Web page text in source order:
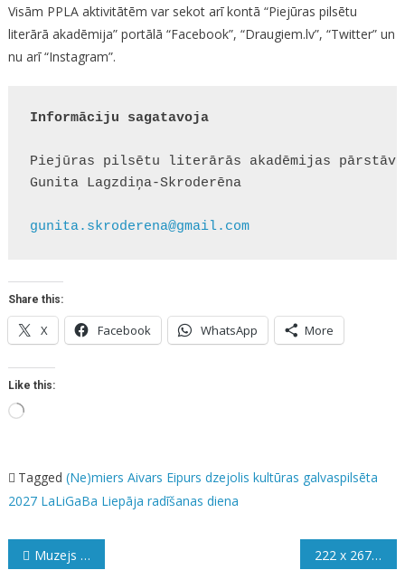
Visām PPLA aktivitātēm var sekot arī kontā “Piejūras pilsētu
literārā akadēmija” portālā “Facebook”, “Draugiem.lv”, “Twitter” un
nu arī “Instagram”.
Informāciju sagatavoja
Piejūras pilsētu literārās akadēmijas
Gunita Lagzdiņa-Skroderēna
gunita.skroderena@gmail.com
Share this:
X Facebook WhatsApp More
Like this:
Loading…
Tagged (Ne)miers Aivars Eipurs dzejolis kultūras galvaspilsēta
2027 LaLiGaBa Liepāja radīšanas diena
Ziņu
Muzejs Elizabetes ielā 222 x 267 milimetri